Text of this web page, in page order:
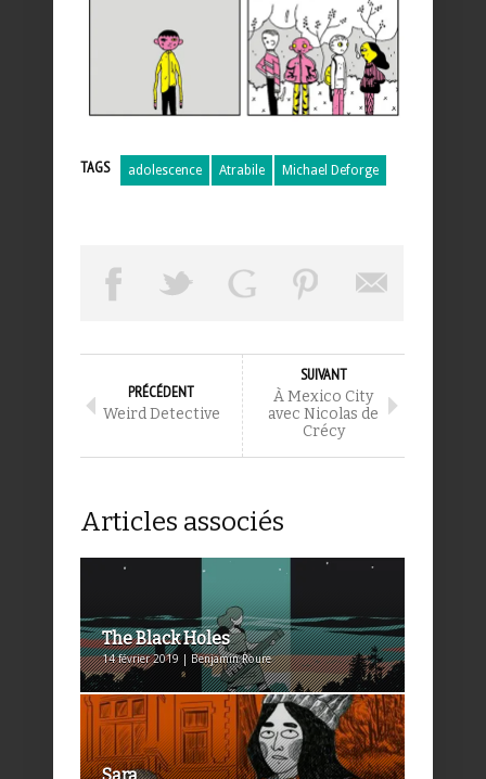
TAGS adolescence Atrabile Michael Deforge
PRÉCÉDENT
Weird Detective
SUIVANT
À Mexico City
avec Nicolas de
Crécy
Articles associés
The Black Holes
14 février 2019 | Benjamin Roure